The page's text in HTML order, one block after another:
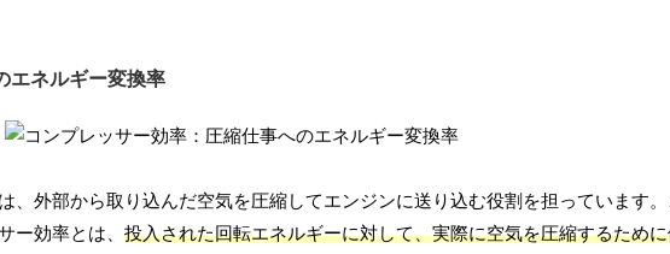
エネルギー変換率
、外部から取り込んだ空気を圧縮してエンジンに送り込む役割を担っています
ー効率とは、 投入された回転エネルギーに対して、実際に空気を圧縮するため